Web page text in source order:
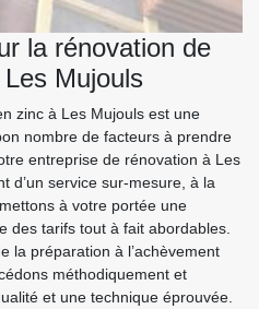
la rénovation de
Mujouls
zinc à Les Mujouls est une
nombre de facteurs à prendre
entreprise de rénovation à Les
d’un service sur-mesure, à la
à votre portée une
des tarifs tout à fait abordables.
la préparation à l’achèvement
méthodiquement et
et une technique éprouvée.